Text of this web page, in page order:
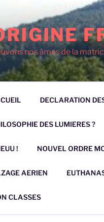
nos âmes de la
DECLARATION
DES LUMIERES ?
! NOUVEL ORDRE
AERIEN
CLASSES